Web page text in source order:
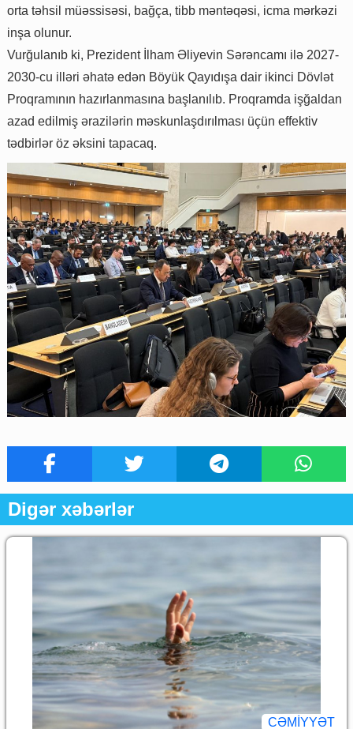
orta təhsil müəssisəsi, bağça, tibb məntəqəsi, icma mərkəzi
inşa olunur.
Vurğulanıb ki, Prezident İlham Əliyevin Sərəncamı ilə 2027-
2030-cu illəri əhatə edən Böyük Qayıdışa dair ikinci Dövlət
Proqramının hazırlanmasına başlanılıb. Proqramda işğaldan
azad edilmiş ərazilərin məskunlaşdırılması üçün effektiv
tədbirlər öz əksini tapacaq.
Digər xəbərlər
CƏMİYYƏT